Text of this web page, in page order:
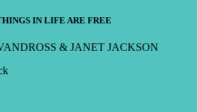
IN LIFE ARE FREE
& JANET JACKSON